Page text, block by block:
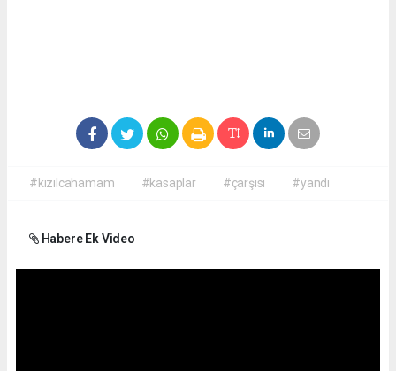
#kızılcahamam #kasaplar #çarşısı #yandı
Habere Ek Video